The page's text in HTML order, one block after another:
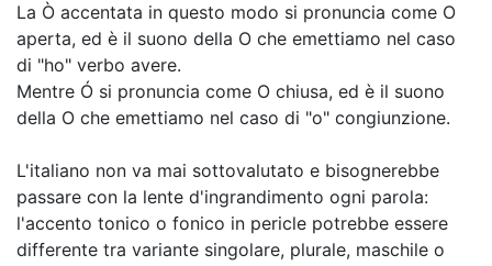
La Ò accentata in questo modo si pronuncia come O
aperta, ed è il suono della O che emettiamo nel caso
di "ho" verbo avere.
Mentre Ó si pronuncia come O chiusa, ed è il suono
della O che emettiamo nel caso di "o" congiunzione.
L'italiano non va mai sottovalutato e bisognerebbe
passare con la lente d'ingrandimento ogni parola:
l'accento tonico o fonico in pericle potrebbe essere
differente tra variante singolare, plurale, maschile o